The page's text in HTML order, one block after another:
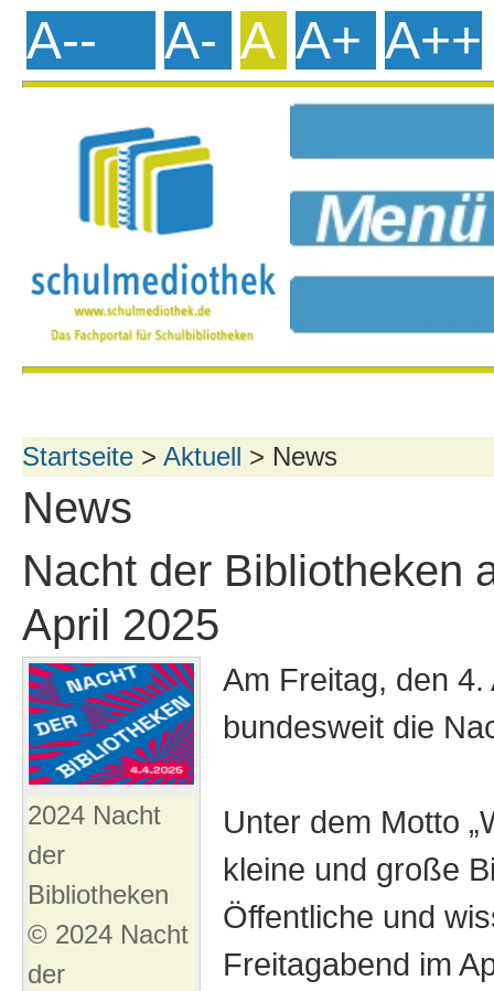
A-- A- A A+ A++
Startseite > Aktuell > News
News
Nacht der Bibliotheken
April 2025
2024 Nacht
der
Bibliotheken
© 2024 Nacht
der
Am Freitag, den
bundesweit die
Unter dem Motto
kleine und große
Öffentliche und
Freitagabend im